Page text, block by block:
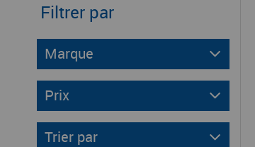
Filtrer par
Marque
Prix
Trier par